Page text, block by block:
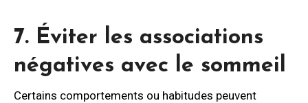
7. Éviter les associations
négatives avec le sommeil
Certains comportements ou habitudes peuvent